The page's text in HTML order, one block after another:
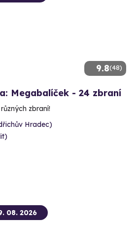
9.8(48)
Megabalíček - 24 zbraní
zbraní!
Hradec)
08. 2026